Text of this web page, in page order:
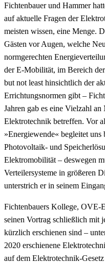
Fichtenbauer und Hammer
auf aktuelle Fragen der
meisten wissen, eine Menge.
Gästen vor Augen, welche
normgerechten
der E-Mobilität, im Bereich
but not least hinsichtlich der
Errichtungsnormen gibt –
Jahren gab es eine Vielzahl
Elektrotechnik betreffen. Vor
»Energiewende« begleitet
Photovoltaik- und
Elektromobilität – deswegen
Verteilersysteme in größeren
unterstrich er in seinem
Fichtenbauers Kollege, OVE-
seinen Vortrag schließlich mit
kürzlich erschienen sind –
2020 erschienene
auf dem Elektrotechnik-